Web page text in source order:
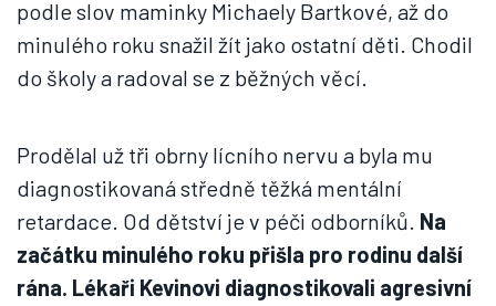
podle slov maminky Michaely Bartkové, až do
minulého roku snažil žít jako ostatní děti. Chodil
do školy a radoval se z běžných věcí.
Prodělal už tři obrny lícního nervu a byla mu
diagnostikovaná středně těžká mentální
retardace. Od dětství je v péči odborníků. Na
začátku minulého roku přišla pro rodinu další
rána. Lékaři Kevinovi diagnostikovali agresivní